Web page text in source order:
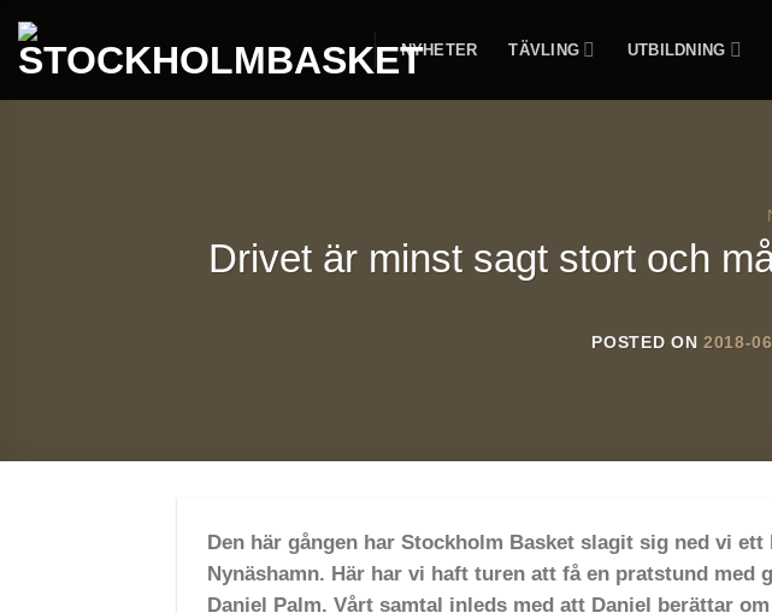
content
NYHETER TÄVLING UTBILDNING
Drivet är minst sagt stort och
POSTED ON2018-
Den här gången har Stockholm Basket slagit sig ned vi
Nynäshamn. Här har vi haft turen att få en pratstund med
Daniel Palm. Vårt samtal inleds med att Daniel berättar